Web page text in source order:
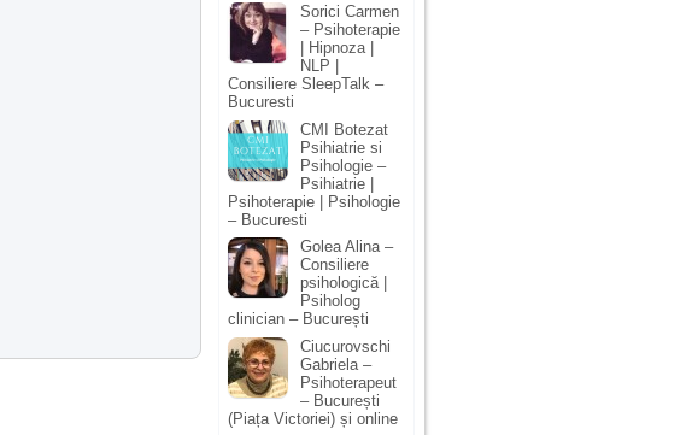
Sorici Carmen
– Psihoterapie
| Hipnoza |
NLP |
Consiliere SleepTalk –
Bucuresti
CMI Botezat
Psihiatrie si
Psihologie –
Psihiatrie |
Psihoterapie | Psihologie
– Bucuresti
Golea Alina –
Consiliere
psihologică |
Psiholog
clinician – București
Ciucurovschi
Gabriela –
Psihoterapeut
– București
(Piața Victoriei) și online